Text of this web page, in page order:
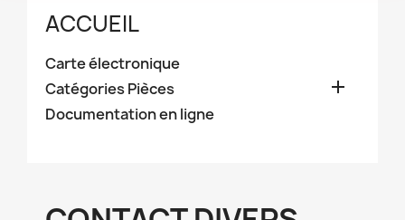
ACCUEIL
Carte électronique
Catégories Pièces

Documentation en ligne